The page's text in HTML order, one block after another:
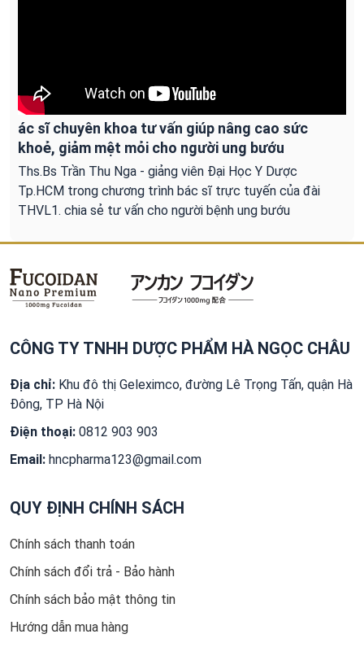
ác sĩ chuyên khoa tư vấn giúp nâng cao sức
khoẻ, giảm mệt mỏi cho người ung bướu
Ths.Bs Trần Thu Nga - giảng viên Đại Học Y Dược
Tp.HCM trong chương trình bác sĩ trực tuyến của đài
THVL1. chia sẻ tư vấn cho người bệnh ung bướu
CÔNG TY TNHH DƯỢC PHẨM HÀ NGỌC CHÂU
Địa chỉ: Khu đô thị Geleximco, đường Lê Trọng Tấn, quận Hà
Đông, TP Hà Nội
Điện thoại: 0812 903 903
Email: hncpharma123@gmail.com
QUY ĐỊNH CHÍNH SÁCH
Chính sách thanh toán
Chính sách đổi trả - Bảo hành
Chính sách bảo mật thông tin
Hướng dẫn mua hàng